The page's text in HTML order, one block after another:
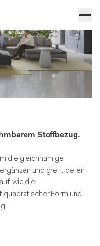
Stoffbezug.
die gleichnamige
und greift deren
wie die
quadratischer Form und